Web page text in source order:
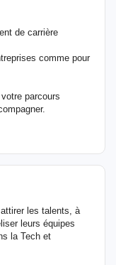
de carrière
comme pour
parcours
les talents, à
leurs équipes
la Tech et